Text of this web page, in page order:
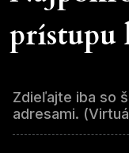
prístupu
Zdieľajte iba so
adresami.